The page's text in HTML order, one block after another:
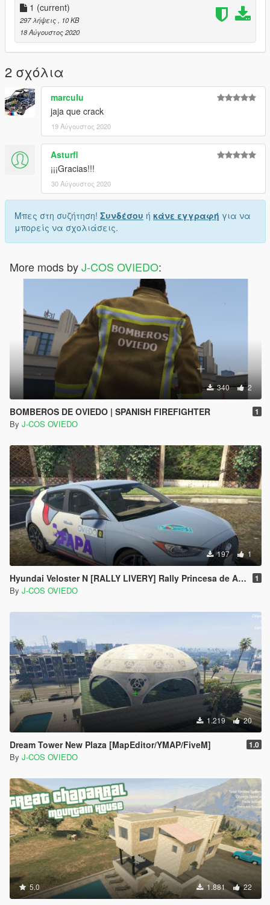
1 (current)
297 λήψεις, 10 KB
18 Αύγουστος 2020
2 σχόλια
marculu
jaja que crack
19 Αύγουστος 2020
Asturfl
¡¡¡Gracias!!!
30 Αύγουστος 2020
Μπες στη συζήτηση! Συνδέσου ή κάνε εγγραφή για να
μπορείς να σχολιάσεις.
More mods byJ-COS OVIEDO:
340 2
BOMBEROS DE OVIEDO | SPANISH FIREFIGHTER 1
By J-COS OVIEDO
197 1
Hyundai Veloster N [RALLY LIVERY] Rally Princesa de Asturias 2019 (Spain) 1
By J-COS OVIEDO
1.219 20
Dream Tower New Plaza [MapEditor/YMAP/FiveM] 1.0
By J-COS OVIEDO
5.0 1.881 22